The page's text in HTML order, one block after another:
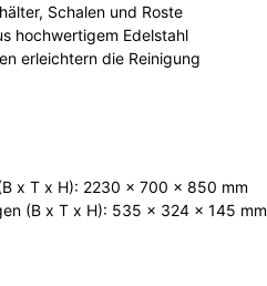
Schalen und Roste
hochwertigem Edelstahl
erleichtern die Reinigung
x T x H): 2230 x 700 x 850 mm
(B x T x H): 535 x 324 x 145 mm